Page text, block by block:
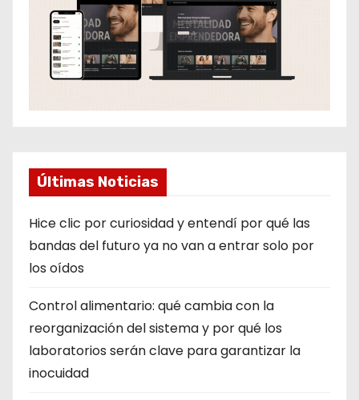
Últimas Noticias
Hice clic por curiosidad y entendí por qué las
bandas del futuro ya no van a entrar solo por
los oídos
Control alimentario: qué cambia con la
reorganización del sistema y por qué los
laboratorios serán clave para garantizar la
inocuidad